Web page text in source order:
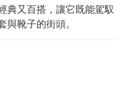
典又百搭，讓它既能駕馭
靴子的街頭。